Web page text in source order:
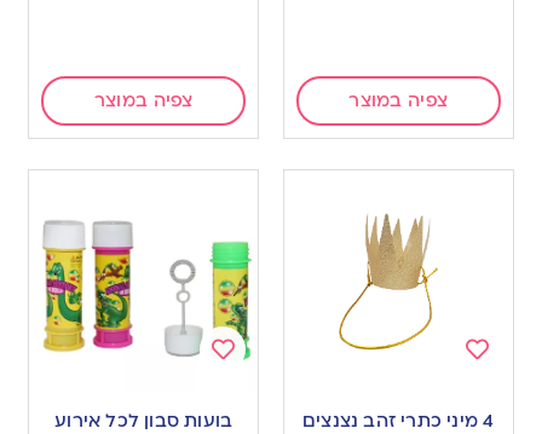
צפיה במוצר צפיה במוצר
to
4 מיני כתרי זהב נצנצים
toבועות סבון לכל אירוע